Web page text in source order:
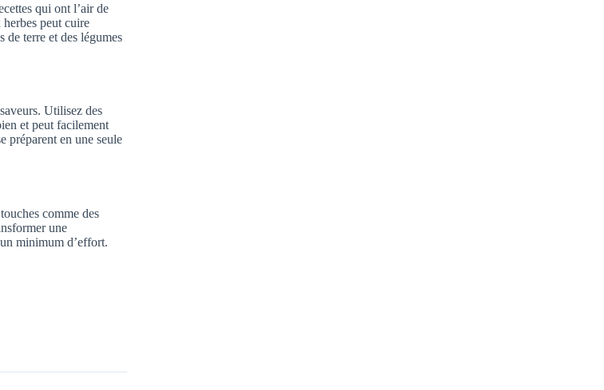
qui ont l’air de
peut cuire
de terre et des légumes
Utilisez des
et peut facilement
préparent en une seule
comme des
une
minimum d’effort.